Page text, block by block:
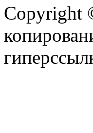
Copyright